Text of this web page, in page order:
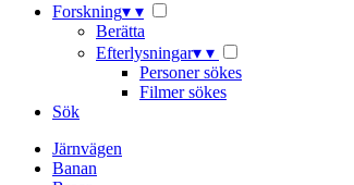
Forskning▾ ▾
Berätta
Efterlysningar▾ ▾
Personer sökes
Filmer sökes
Sök
Järnvägen
Banan